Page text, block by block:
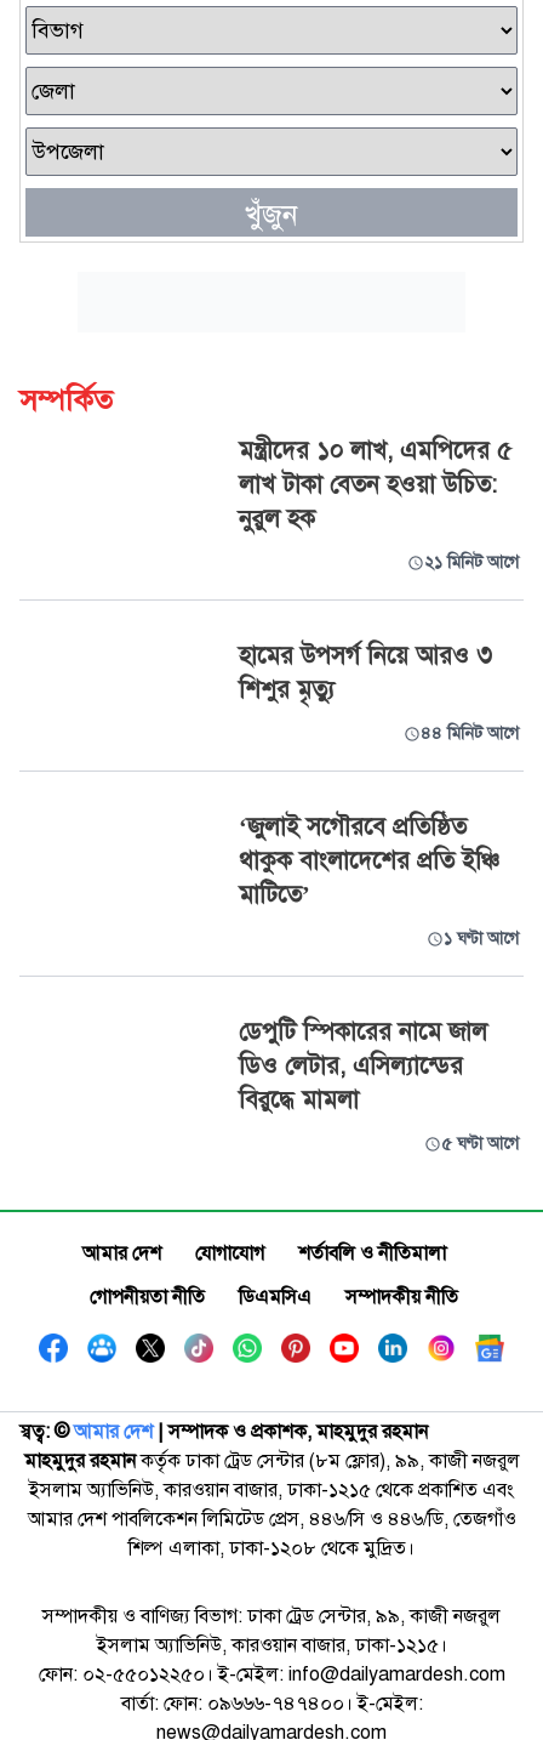
খুঁজুন
সম্পর্কিত
মন্ত্রীদের ১০ লাখ, এমপিদের ৫
লাখ টাকা বেতন হওয়া উচিত:
নুরুল হক
২১ মিনিট আগে
হামের উপসর্গ নিয়ে আরও ৩
শিশুর মৃত্যু
৪৪ মিনিট আগে
‘জুলাই সগৌরবে প্রতিষ্ঠিত
থাকুক বাংলাদেশের প্রতি ইঞ্চি
মাটিতে’
১ ঘণ্টা আগে
ডেপুটি স্পিকারের নামে জাল
ডিও লেটার, এসিল্যান্ডের
বিরুদ্ধে মামলা
৫ ঘণ্টা আগে
আমার দেশ যোগাযোগ
শর্তাবলি ও নীতিমালা
গোপনীয়তা নীতি
ডিএমসিএ সম্পাদকীয় নীতি
স্বত্ব: ©️আমার দেশ| সম্পাদক ও প্রকাশক, মাহমুদুর রহমান
মাহমুদুর রহমানকর্তৃক ঢাকা ট্রেড সেন্টার (৮ম ফ্লোর), ৯৯, কাজী নজরুল
ইসলাম অ্যাভিনিউ, কারওয়ান বাজার, ঢাকা-১২১৫ থেকে প্রকাশিত এবং
আমার দেশ পাবলিকেশন লিমিটেড প্রেস, ৪৪৬/সি ও ৪৪৬/ডি, তেজগাঁও
শিল্প এলাকা, ঢাকা-১২০৮ থেকে মুদ্রিত।
সম্পাদকীয় ও বাণিজ্য বিভাগ: ঢাকা ট্রেড সেন্টার, ৯৯, কাজী নজরুল
ইসলাম অ্যাভিনিউ, কারওয়ান বাজার, ঢাকা-১২১৫।
ফোন: ০২-৫৫০১২২৫০। ই-মেইল: info@dailyamardesh.com
বার্তা: ফোন: ০৯৬৬৬-৭৪৭৪০০। ই-মেইল:
news@dailyamardesh.com